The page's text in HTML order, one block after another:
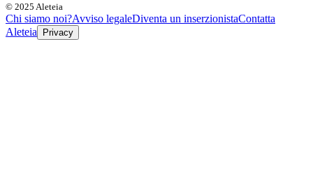
© 2025 Aleteia
Chi siamo noi?Avviso legaleDiventa un inserzionistaContatta
Aleteia
Privacy